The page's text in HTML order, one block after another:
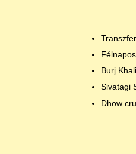
Transzfer
Burj
Sivatagi
Dhow